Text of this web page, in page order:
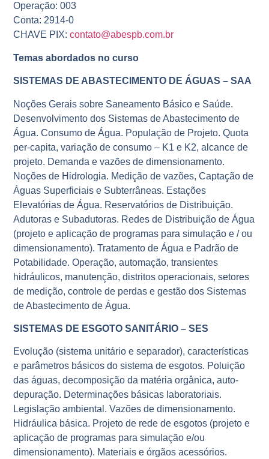
Operação: 003
Conta: 2914-0
CHAVE PIX:contato@abespb.com.br
Temas abordados no curso
SISTEMAS DE ABASTECIMENTO DE ÁGUAS – SAA
Noções Gerais sobre Saneamento Básico e Saúde.
Desenvolvimento dos Sistemas de Abastecimento de
Água. Consumo de Água. População de Projeto. Quota
per-capita, variação de consumo – K1 e K2, alcance de
projeto. Demanda e vazões de dimensionamento.
Noções de Hidrologia. Medição de vazões, Captação de
Águas Superficiais e Subterrâneas. Estações
Elevatórias de Água. Reservatórios de Distribuição.
Adutoras e Subadutoras. Redes de Distribuição de Água
(projeto e aplicação de programas para simulação e / ou
dimensionamento). Tratamento de Água e Padrão de
Potabilidade. Operação, automação, transientes
hidráulicos, manutenção, distritos operacionais, setores
de medição, controle de perdas e gestão dos Sistemas
de Abastecimento de Água.
SISTEMAS DE ESGOTO SANITÁRIO – SES
Evolução (sistema unitário e separador), características
e parâmetros básicos do sistema de esgotos. Poluição
das águas, decomposição da matéria orgânica, auto-
depuração. Determinações básicas laboratoriais.
Legislação ambiental. Vazões de dimensionamento.
Hidráulica básica. Projeto de rede de esgotos (projeto e
aplicação de programas para simulação e/ou
dimensionamento). Materiais e órgãos acessórios.